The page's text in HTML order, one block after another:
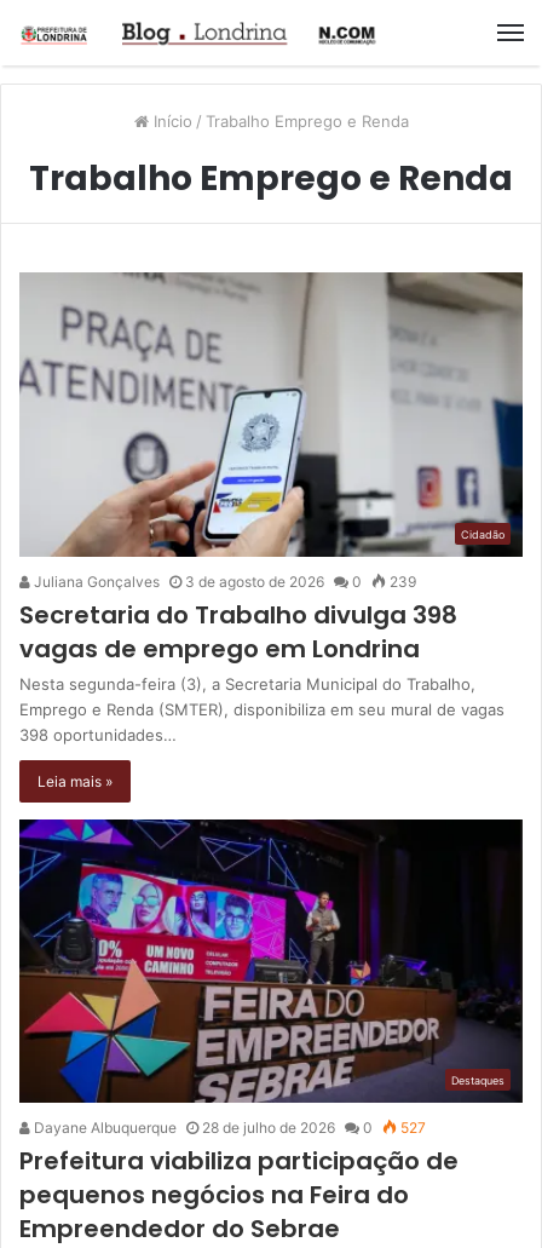
Início / Trabalho Emprego e Renda
Trabalho Emprego e Renda
Cidadão
Juliana Gonçalves 3 de agosto de 2026 0 239
Secretaria do Trabalho divulga 398
vagas de emprego em Londrina
Nesta segunda-feira (3), a Secretaria Municipal do Trabalho,
Emprego e Renda (SMTER), disponibiliza em seu mural de vagas
398 oportunidades…
Leia mais »
Destaques
Dayane Albuquerque 28 de julho de 2026 0 527
Prefeitura viabiliza participação de
pequenos negócios na Feira do
Empreendedor do Sebrae